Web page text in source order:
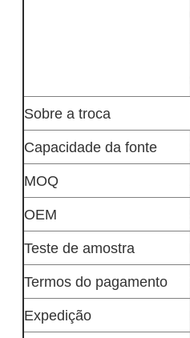
Sobre a troca
Capacidade da fonte
MOQ
OEM
Teste de amostra
Termos do pagamento
Expedição